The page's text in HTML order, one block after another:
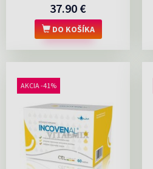
37.90 €
DO KOŠÍKA
AKCIA -41%